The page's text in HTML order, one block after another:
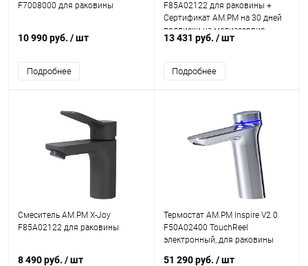
F7008000 для раковины
10 990 руб. / шт
Подробнее
F85A02122 для раковины +
Сертификат AM.PM на 30 дней
подписки на медиасервис
13 431 руб. / шт
Подробнее
Смеситель AM.PM X-Joy
F85A02122 для раковины
8 490 руб. / шт
Термостат AM.PM Inspire V2.0
F50A02400 TouchReel
электронный, для раковины
51 290 руб. / шт